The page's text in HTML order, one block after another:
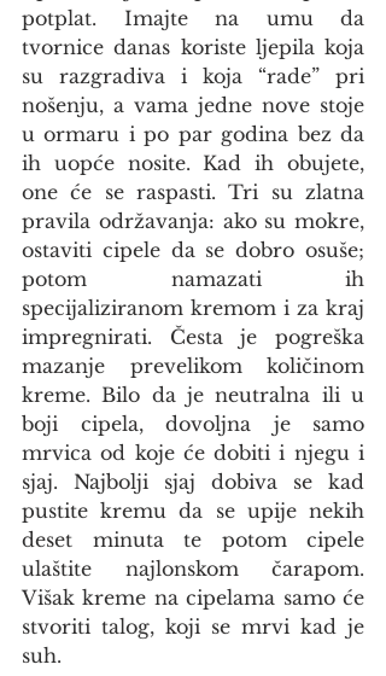
potplat. Imajte na umu da
tvornice danas koriste ljepila koja
su razgradiva i koja “rade” pri
nošenju, a vama jedne nove stoje
u ormaru i po par godina bez da
ih uopće nosite. Kad ih obujete,
one će se raspasti. Tri su zlatna
pravila održavanja: ako su mokre,
ostaviti cipele da se dobro osuše;
potom namazati ih
specijaliziranom kremom i za kraj
impregnirati. Česta je pogreška
mazanje prevelikom količinom
kreme. Bilo da je neutralna ili u
boji cipela, dovoljna je samo
mrvica od koje će dobiti i njegu i
sjaj. Najbolji sjaj dobiva se kad
pustite kremu da se upije nekih
deset minuta te potom cipele
ulaštite najlonskom čarapom.
Višak kreme na cipelama samo će
stvoriti talog, koji se mrvi kad je
suh.